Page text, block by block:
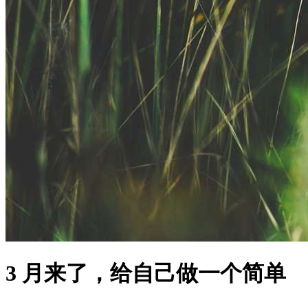
3 月来了，给自己做一个简单